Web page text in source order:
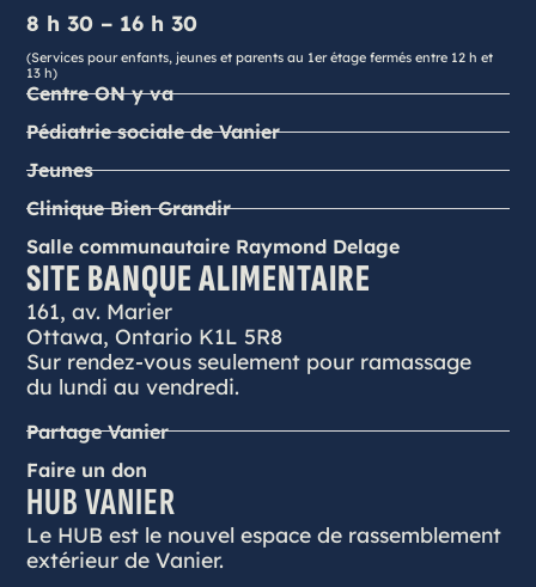
8 h 30 – 16 h 30
(Services pour enfants, jeunes et parents au 1er étage fermés entre 12 h et
13 h)
Centre ON y va
Pédiatrie sociale de Vanier
Jeunes
Clinique Bien Grandir
Salle communautaire Raymond Delage
SITE BANQUE ALIMENTAIRE
161, av. Marier
Ottawa, Ontario K1L 5R8
Sur rendez-vous seulement pour ramassage
du lundi au vendredi.
Partage Vanier
Faire un don
HUB VANIER
Le HUB est le nouvel espace de rassemblement
extérieur de Vanier.